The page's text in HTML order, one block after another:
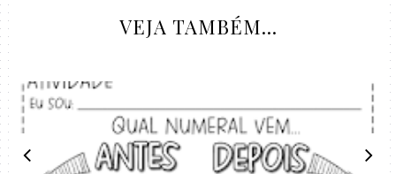
VEJA TAMBÉM...